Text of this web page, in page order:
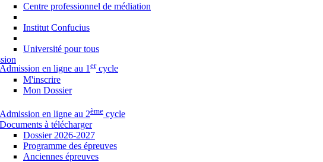
Centre professionnel de médiation
Institut Confucius
Université pour tous
Admission en ligne au 1ercycle
M'inscrire
Mon Dossier
Admission en ligne au 2ème cycle
Documents à télécharger
Dossier 2026-2027
Programme des épreuves
Anciennes épreuves